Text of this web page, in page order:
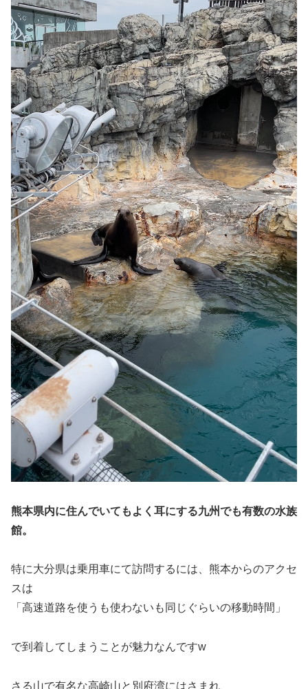
熊本県内に住んでいてもよく耳にする九州でも有数の水族
館。
特に大分県は乗用車にて訪問するには、熊本からのアクセ
スは
「高速道路を使うも使わないも同じぐらいの移動時間」
で到着してしまうことが魅力なんですw
さる山で有名な高崎山と別府湾にはさまれ、